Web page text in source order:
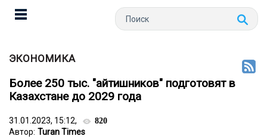
ЭКОНОМИКА
Более 250 тыс. "айтишников" подготовят в
Казахстане до 2029 года
31.01.2023, 15:12, 820
Автор: Turan Times